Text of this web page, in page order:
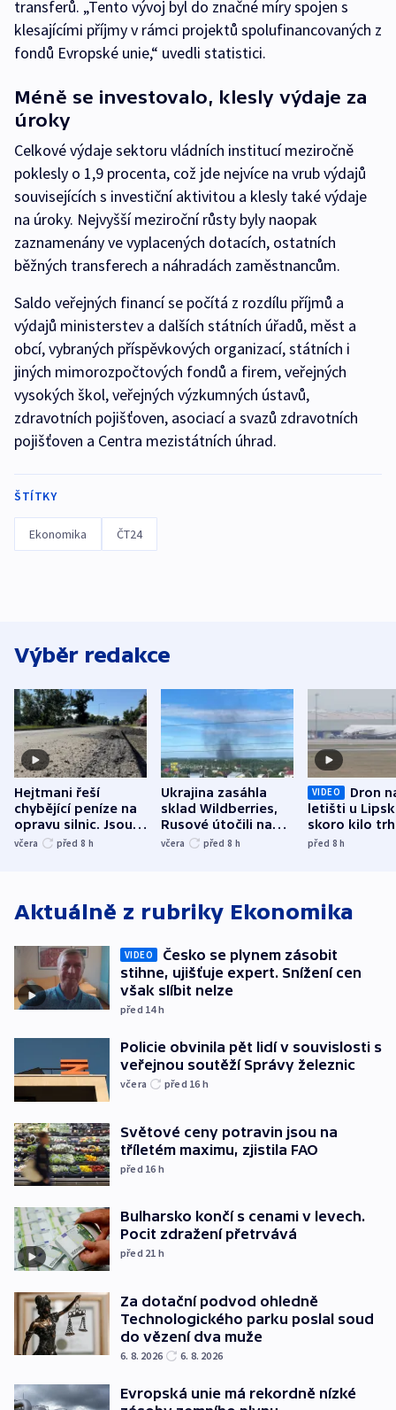
transferů. „Tento vývoj byl do značné míry spojen s
klesajícími příjmy v rámci projektů spolufinancovaných z
fondů Evropské unie,“ uvedli statistici.
Méně se investovalo, klesly výdaje za
úroky
Celkové výdaje sektoru vládních institucí meziročně
poklesly o 1,9 procenta, což jde nejvíce na vrub výdajů
souvisejících s investiční aktivitou a klesly také výdaje
na úroky. Nejvyšší meziroční růsty byly naopak
zaznamenány ve vyplacených dotacích, ostatních
běžných transferech a náhradách zaměstnancům.
Saldo veřejných financí se počítá z rozdílu příjmů a
výdajů ministerstev a dalších státních úřadů, měst a
obcí, vybraných příspěvkových organizací, státních i
jiných mimorozpočtových fondů a firem, veřejných
vysokých škol, veřejných výzkumných ústavů,
zdravotních pojišťoven, asociací a svazů zdravotních
pojišťoven a Centra mezistátních úhrad.
ŠTÍTKY
Ekonomika ČT24
Výběr redakce
Hejtmani řeší
chybějící peníze na
opravu silnic. Jsou
nenárokové, namítá
včera před 8 h
Ukrajina zasáhla
sklad Wildberries,
Rusové útočili na
trh, hasiče či
včera před 8 h
VIDEO
Dron
letišti u
skoro kilo
indicie
před 8h
Aktuálně z rubriky Ekonomika
VIDEO
Česko se plynem zásobit
stihne, ujišťuje expert. Snížení cen
však slíbit nelze
před 14h
Policie obvinila pět lidí v souvislosti s
veřejnou soutěží Správy železnic
včera před 16 h
Světové ceny potravin jsou na
tříletém maximu, zjistila FAO
před 16 h
Bulharsko končí s cenami v levech.
Pocit zdražení přetrvává
před 21 h
Za dotační podvod ohledně
Technologického parku poslal soud
do vězení dva muže
6. 8. 2026 6. 8. 2026
Evropská unie má rekordně nízké